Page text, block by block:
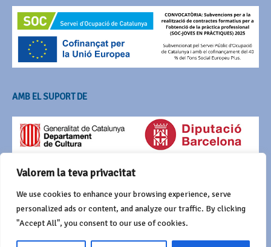
Valorem la teva privacitat
We use cookies to enhance your browsing experience, serve
personalized ads or content, and analyze our traffic. By clicking
"Accept All", you consent to our use of cookies.
AMB EL SUPORT DE